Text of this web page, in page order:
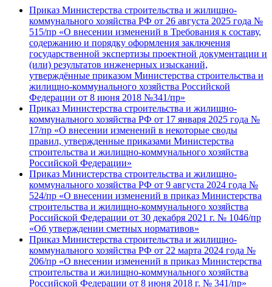
Приказ Министерства строительства и жилищно-
коммунального хозяйства РФ от 26 августа 2025 года №
515/пр «О внесении изменений в Требования к составу,
содержанию и порядку оформления заключения
государственной экспертизы проектной документации и
(или) результатов инженерных изысканий,
утверждённые приказом Министерства строительства и
жилищно-коммунального хозяйства Российской
Федерации от 8 июня 2018 №341/пр»
Приказ Министерства строительства и жилищно-
коммунального хозяйства РФ от 17 января 2025 года №
17/пр «О внесении изменений в некоторые своды
правил, утвержденные приказами Министерства
строительства и жилищно-коммунального хозяйства
Российской Федерации»
Приказ Министерства строительства и жилищно-
коммунального хозяйства РФ от 9 августа 2024 года №
524/пр «О внесении изменений в приказ Министерства
строительства и жилищно-коммунального хозяйства
Российской Федерации от 30 декабря 2021 г. № 1046/пр
«Об утверждении сметных нормативов»
Приказ Министерства строительства и жилищно-
коммунального хозяйства РФ от 22 марта 2024 года №
206/пр «О внесении изменений в приказ Министерства
строительства и жилищно-коммунального хозяйства
Российской Федерации от 8 июня 2018 г. № 341/пр»